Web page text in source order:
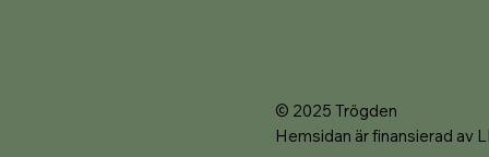
© 2025 Trögden
Hemsidan är finansierad av